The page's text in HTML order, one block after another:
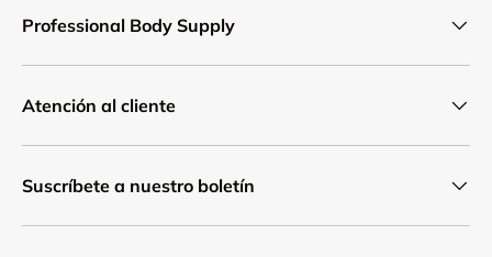
Professional Body Supply
Atención al cliente
Suscríbete a nuestro boletín